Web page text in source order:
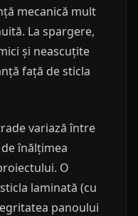
mecanică mult
La spargere,
și neascuțite
față de sticla
variază între
înălțimea
O
laminată (cu
panoului